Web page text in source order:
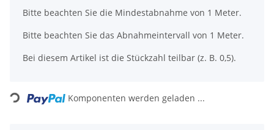
x
Bitte beachten Sie die Mindestabnahme von 1 Meter.
Bitte beachten Sie das Abnahmeintervall von 1 Meter.
Bei diesem Artikel ist die Stückzahl teilbar (z. B. 0,5).
Loading... Komponenten werden geladen ...